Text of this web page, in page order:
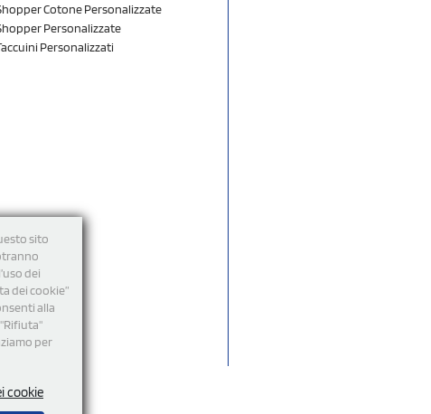
sito
dei
dei cookie”
alla
per
cookie
Cotone Personalizzate
Personalizzate
Personalizzati